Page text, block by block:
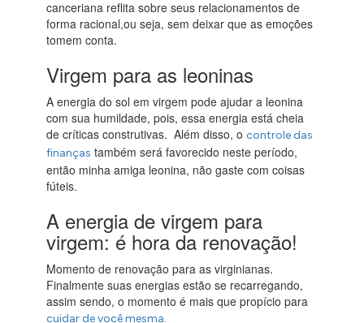
canceriana reflita sobre seus relacionamentos de
forma racional,ou seja, sem deixar que as emoções
tomem conta.
Virgem para as leoninas
A energia do sol em virgem pode ajudar a leonina
com sua humildade, pois, essa energia está cheia
de críticas construtivas. Além disso, ocontrole das
finanças também será favorecido neste período,
então minha amiga leonina, não gaste com coisas
fúteis.
A energia de virgem para
virgem: é hora da renovação!
Momento de renovação para as virginianas.
Finalmente suas energias estão se recarregando,
assim sendo, o momento é mais que propício para
cuidar de você mesma.